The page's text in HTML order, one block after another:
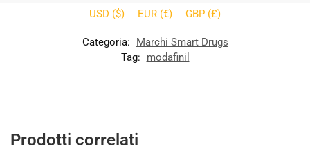
USD ($) EUR (€) GBP (£)
Categoria:
Marchi Smart Drugs
Tag:
modafinil
Prodotti correlati